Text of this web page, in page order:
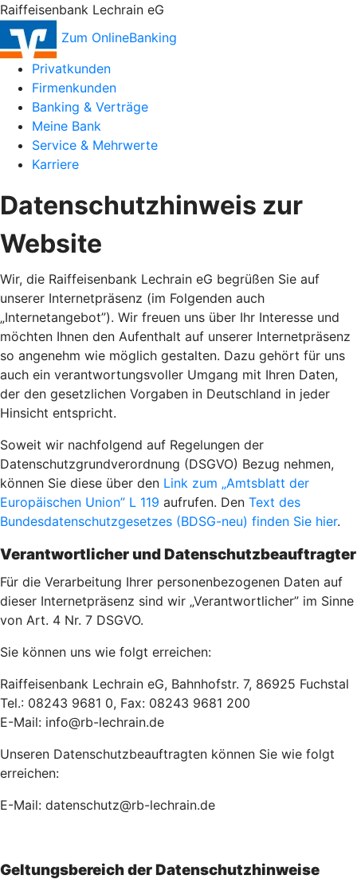
Raiffeisenbank Lechrain eG
Zum OnlineBanking
Privatkunden
Firmenkunden
Banking & Verträge
Meine Bank
Service & Mehrwerte
Karriere
Datenschutzhinweis zur
Website
Wir, die Raiffeisenbank Lechrain eG begrüßen Sie auf
unserer Internetpräsenz (im Folgenden auch
„Internetangebot”). Wir freuen uns über Ihr Interesse und
möchten Ihnen den Aufenthalt auf unserer Internetpräsenz
so angenehm wie möglich gestalten. Dazu gehört für uns
auch ein verantwortungsvoller Umgang mit Ihren Daten,
der den gesetzlichen Vorgaben in Deutschland in jeder
Hinsicht entspricht.
Soweit wir nachfolgend auf Regelungen der
Datenschutzgrundverordnung (DSGVO) Bezug nehmen,
können Sie diese über den Link zum „Amtsblatt der
Europäischen Union” L 119 aufrufen. Den Text des
Bundesdatenschutzgesetzes (BDSG-neu) finden Sie hier.
Verantwortlicher und Datenschutzbeauftragter
Für die Verarbeitung Ihrer personenbezogenen Daten auf
dieser Internetpräsenz sind wir „Verantwortlicher” im Sinne
von Art. 4 Nr. 7 DSGVO.
Sie können uns wie folgt erreichen:
Raiffeisenbank Lechrain eG, Bahnhofstr. 7, 86925 Fuchstal
Tel.: 08243 9681 0, Fax: 08243 9681 200
E-Mail: info@rb-lechrain.de
Unseren Datenschutzbeauftragten können Sie wie folgt
erreichen:
E-Mail: datenschutz@rb-lechrain.de
Geltungsbereich der Datenschutzhinweise